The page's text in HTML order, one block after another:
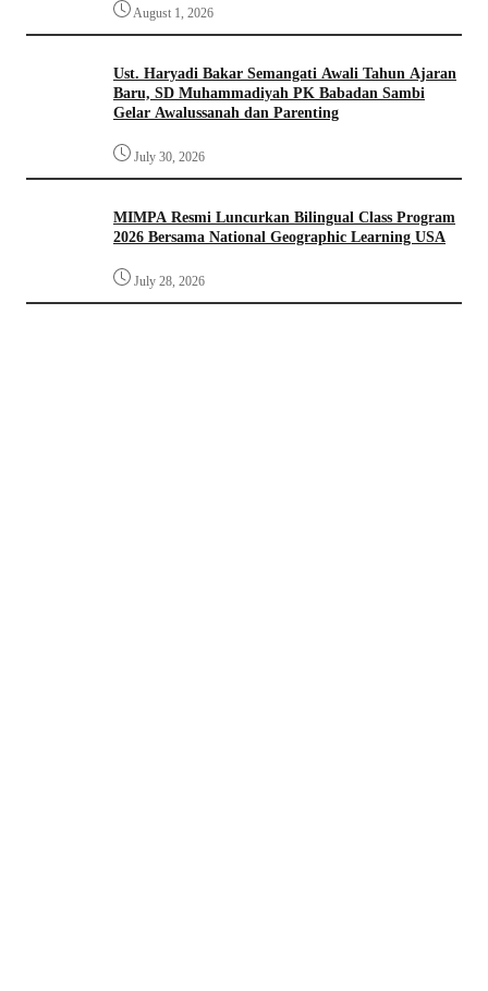
August 1, 2026
Ust. Haryadi Bakar Semangati Awali Tahun Ajaran
Baru, SD Muhammadiyah PK Babadan Sambi
Gelar Awalussanah dan Parenting
July 30, 2026
MIMPA Resmi Luncurkan Bilingual Class Program
2026 Bersama National Geographic Learning USA
July 28, 2026